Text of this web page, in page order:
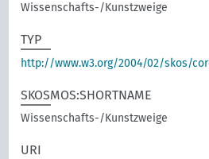
Wissenschafts-/Kunstzweige
TYP
http://www.w3.org/2004/02/skos/
SKOSMOS:SHORTNAME
Wissenschafts-/Kunstzweige
URI